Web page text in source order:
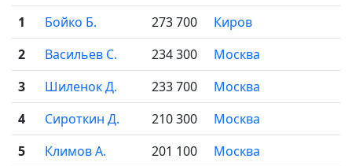
1
Бойко Б. 273 700 Киров
2
Васильев С. 234 300 Москва
3
Шиленок Д. 233 700 Москва
4
Сироткин Д. 210 300 Москва
5
Климов А. 201 100 Москва